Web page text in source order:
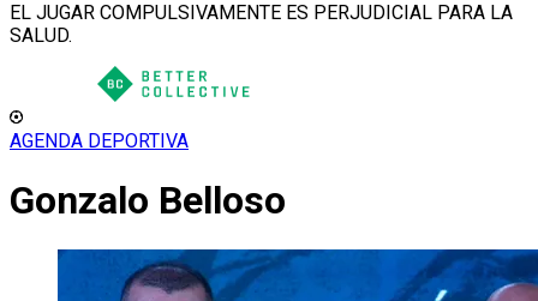
EL JUGAR COMPULSIVAMENTE ES PERJUDICIAL PARA LA
SALUD.
AGENDA DEPORTIVA
Gonzalo Belloso